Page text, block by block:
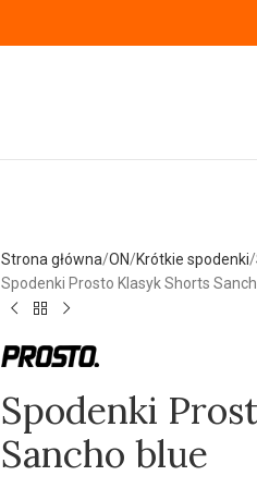
Strona główna ON Krótkie spodenki
Spodenki Prosto Klasyk Shorts
Spodenki
Sancho blue